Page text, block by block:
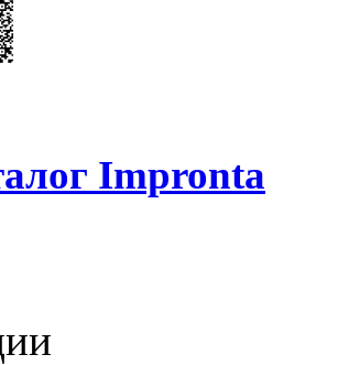
Impronta